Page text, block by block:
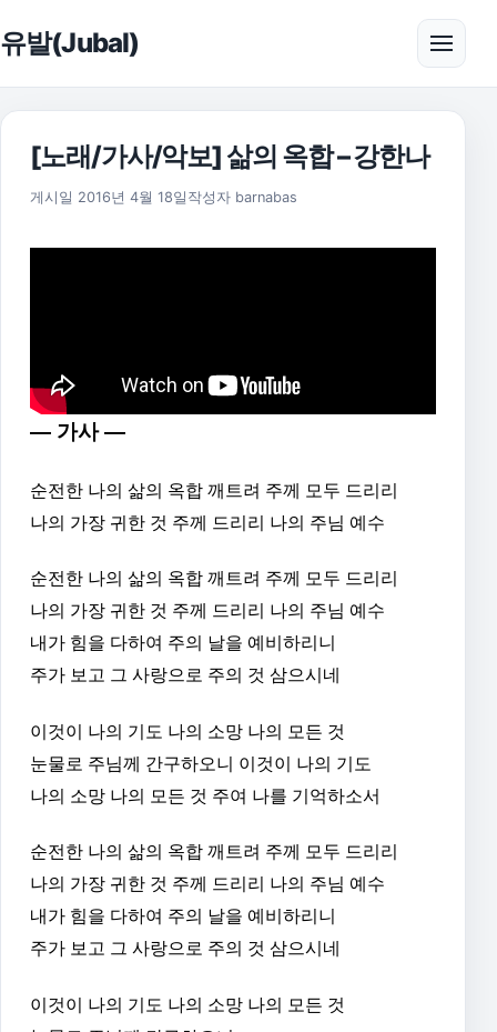
유발(Jubal) 메뉴
[노래/가사/악보] 삶의 옥합 – 강한나
게시일 2016년 4월 18일 2025년 11월 18일
작성자 barnabas
— 가사 —
순전한 나의 삶의 옥합 깨트려 주께 모두 드리리
나의 가장 귀한 것 주께 드리리 나의 주님 예수
순전한 나의 삶의 옥합 깨트려 주께 모두 드리리
나의 가장 귀한 것 주께 드리리 나의 주님 예수
내가 힘을 다하여 주의 날을 예비하리니
주가 보고 그 사랑으로 주의 것 삼으시네
이것이 나의 기도 나의 소망 나의 모든 것
눈물로 주님께 간구하오니 이것이 나의 기도
나의 소망 나의 모든 것 주여 나를 기억하소서
순전한 나의 삶의 옥합 깨트려 주께 모두 드리리
나의 가장 귀한 것 주께 드리리 나의 주님 예수
내가 힘을 다하여 주의 날을 예비하리니
주가 보고 그 사랑으로 주의 것 삼으시네
이것이 나의 기도 나의 소망 나의 모든 것